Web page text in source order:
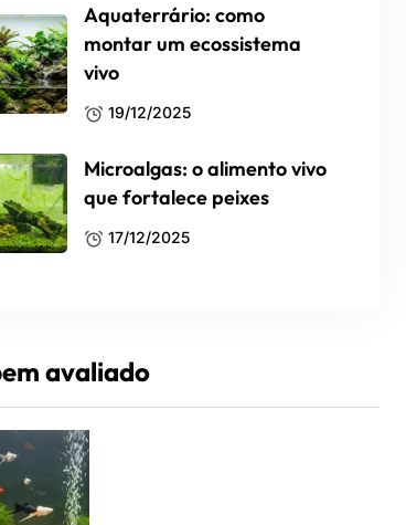
Aquaterrário: como
montar um ecossistema
vivo
19/12/2025
Microalgas: o alimento vivo
que fortalece peixes
17/12/2025
avaliado